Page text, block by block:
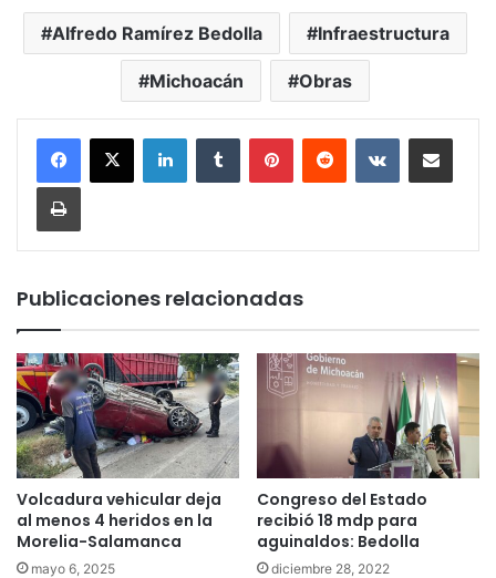
Alfredo Ramírez Bedolla Infraestructura
Michoacán Obras
LinkedInTumblr PinterestReddit VKontakteCompartir por
Imprimir
Publicaciones relacionadas
Volcadura vehicular deja
al menos 4 heridos en la
Morelia-Salamanca
mayo 6, 2025
Congreso del Estado
recibió 18 mdp para
aguinaldos: Bedolla
diciembre 28, 2022